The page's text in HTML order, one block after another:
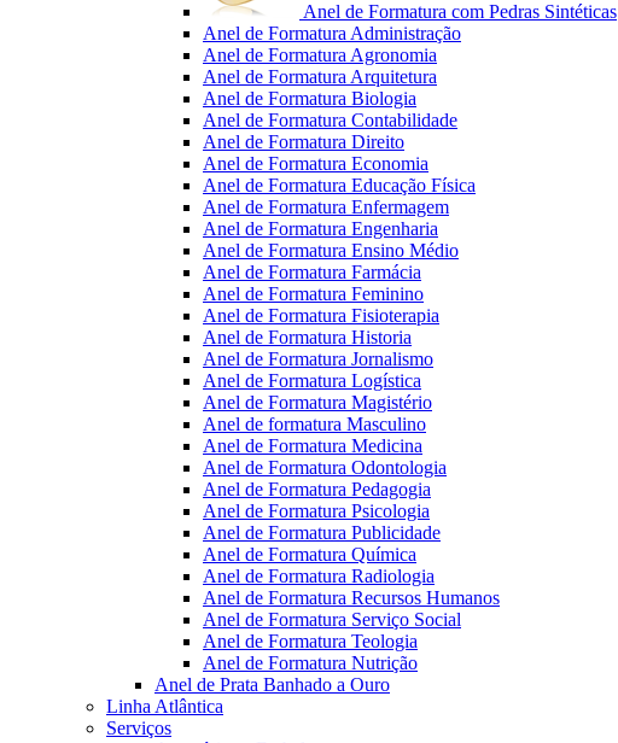
Anel de Formatura com Pedras Sintéticas
Anel de Formatura Administração
Anel de Formatura Agronomia
Anel de Formatura Arquitetura
Anel de Formatura Biologia
Anel de Formatura Contabilidade
Anel de Formatura Direito
Anel de Formatura Economia
Anel de Formatura Educação Física
Anel de Formatura Enfermagem
Anel de Formatura Engenharia
Anel de Formatura Ensino Médio
Anel de Formatura Farmácia
Anel de Formatura Feminino
Anel de Formatura Fisioterapia
Anel de Formatura Historia
Anel de Formatura Jornalismo
Anel de Formatura Logística
Anel de Formatura Magistério
Anel de formatura Masculino
Anel de Formatura Medicina
Anel de Formatura Odontologia
Anel de Formatura Pedagogia
Anel de Formatura Psicologia
Anel de Formatura Publicidade
Anel de Formatura Química
Anel de Formatura Radiologia
Anel de Formatura Recursos Humanos
Anel de Formatura Serviço Social
Anel de Formatura Teologia
Anel de Formatura Nutrição
Anel de Prata Banhado a Ouro
Linha Atlântica
Serviços